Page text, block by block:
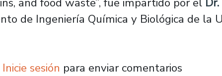
de Ingeniería Química y Biológica de la
Decytal fortalece colaboración
Inicie sesión para enviar comentarios